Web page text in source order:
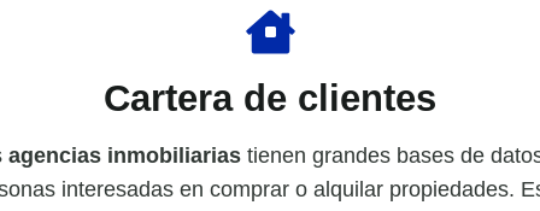
Cartera de clientes
agencias inmobiliariastienen grandes bases de
interesadas en comprar o alquilar propiedades.